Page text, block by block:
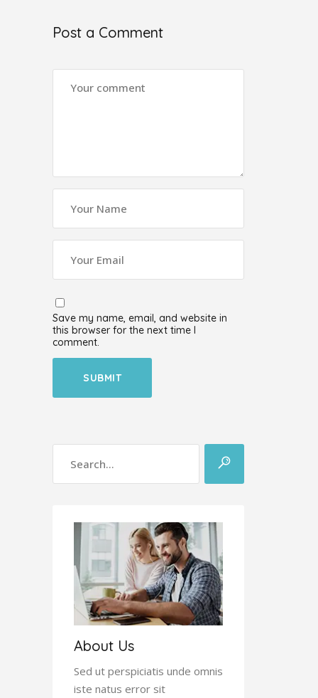
Post a Comment
Save my name, email, and website in
this browser for the next time I
comment.
About Us
Sed ut perspiciatis unde omnis
iste natus error sit